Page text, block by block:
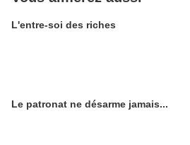
L'entre-soi des riches
Le patronat ne désarme jamais...